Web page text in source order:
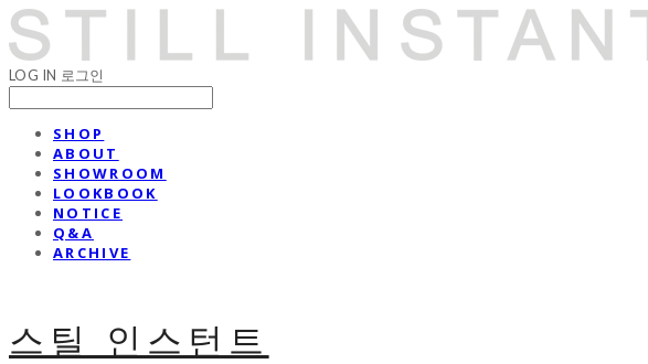
LOG IN 로그인
SHOP
ABOUT
SHOWROOM
LOOKBOOK
NOTICE
Q&A
ARCHIVE
스틸 인스턴트